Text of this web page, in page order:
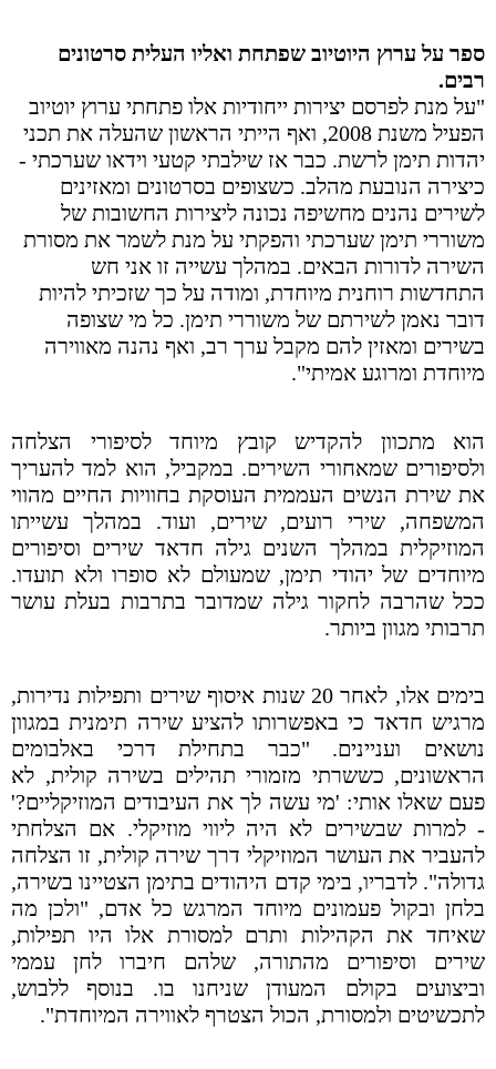
ספר על ערוץ היוטיוב שפתחת ואליו העלית סרטונים
רבים.
"על מנת לפרסם יצירות ייחודיות אלו פתחתי ערוץ יוטיוב
הפעיל משנת 2008, ואף הייתי הראשון שהעלה את תכני
יהדות תימן לרשת. כבר אז שילבתי קטעי וידאו שערכתי -
כיצירה הנובעת מהלב. כשצופים בסרטונים ומאזינים
לשירים נהנים מחשיפה נכונה ליצירות החשובות של
משוררי תימן שערכתי והפקתי על מנת לשמר את מסורת
השירה לדורות הבאים. במהלך עשייה זו אני חש
התחדשות רוחנית מיוחדת, ומודה על כך שזכיתי להיות
דובר נאמן לשירתם של משוררי תימן. כל מי שצופה
בשירים ומאזין להם מקבל ערך רב, ואף נהנה מאווירה
מיוחדת ומרוגע אמיתי".
הוא מתכוון להקדיש קובץ מיוחד לסיפורי הצלחה
ולסיפורים שמאחורי השירים. במקביל, הוא למד להעריך
את שירת הנשים העממית העוסקת בחוויות החיים מהווי
המשפחה, שירי רועים, שירים, ועוד. במהלך עשייתו
המוזיקלית במהלך השנים גילה חדאד שירים וסיפורים
מיוחדים של יהודי תימן, שמעולם לא סופרו ולא תועדו.
ככל שהרבה לחקור גילה שמדובר בתרבות בעלת עושר
תרבותי מגוון ביותר.
בימים אלו, לאחר 20 שנות איסוף שירים ותפילות נדירות,
מרגיש חדאד כי באפשרותו להציע שירה תימנית במגוון
נושאים ועניינים. "כבר בתחילת דרכי באלבומים
הראשונים, כששרתי מזמורי תהילים בשירה קולית, לא
פעם שאלו אותי: 'מי עשה לך את העיבודים המוזיקליים?'
- למרות שבשירים לא היה ליווי מוזיקלי. אם הצלחתי
להעביר את העושר המוזיקלי דרך שירה קולית, זו הצלחה
גדולה". לדבריו, בימי קדם היהודים בתימן הצטיינו בשירה,
בלחן ובקול פעמונים מיוחד המרגש כל אדם, "ולכן מה
שאיחד את הקהילות ותרם למסורת אלו היו תפילות,
שירים וסיפורים מהתורה, שלהם חיברו לחן עממי
וביצועים בקולם המעודן שניחנו בו. בנוסף ללבוש,
לתכשיטים ולמסורת, הכול הצטרף לאווירה המיוחדת".